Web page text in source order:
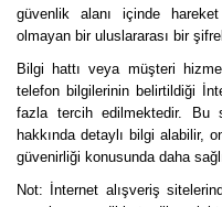
güvenlik alanı içinde
olmayan bir uluslararası bir
Bilgi hattı veya müşteri
telefon bilgilerinin belirtildiği
fazla tercih edilmektedir. Bu
hakkında detaylı bilgi alabilir,
güvenirliği konusunda daha
Not: İnternet alışveriş